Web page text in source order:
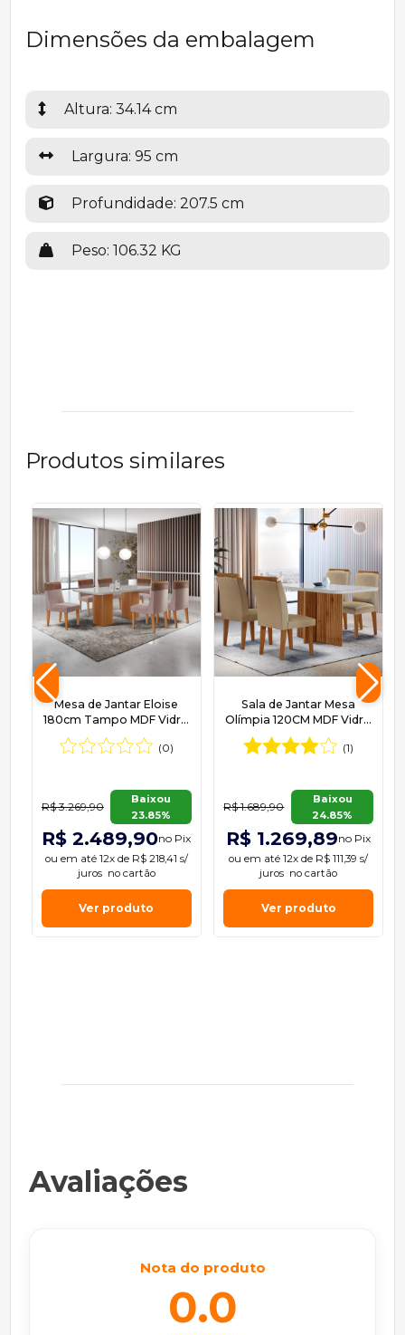
Dimensões da embalagem
Altura: 34.14 cm
Largura: 95 cm
Profundidade: 207.5 cm
Peso: 106.32 KG
Produtos similares
Mesa de Jantar Eloise
180cm Tampo MDF Vidro
com 6 Cadeiras Andes
Moderna Mobília(0)
R$ 3.269,90
Baixou
23.85%
R$ 2.489,90no Pix
ou em até 12x de R$ 218,41 s/
juros no cartão
Ver produto
Sala de Jantar Mesa
Olímpia 120CM MDF Vidro
Canto Copo com 4
Cadeiras Athenas(1)
R$ 1.689,90
Baixou
24.85%
R$ 1.269,89no Pix
ou em até 12x de R$ 111,39 s/
juros no cartão
Ver produto
Avaliações
0.0